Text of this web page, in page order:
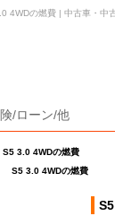
/ローン/他
S5 3.0 4WDの燃費
S5 3.0 4WDの燃費
4WDの燃費 | 中古車・中